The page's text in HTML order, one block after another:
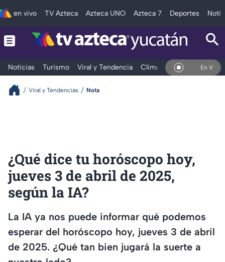
en vivo TV Azteca Azteca UNO Azteca 7 Deportes
Noticias Turismo Viral y Tendencia Clima Deportes En Vivo
Viral y Tendencias Nota
¿Qué dice tu horóscopo hoy,
jueves 3 de abril de 2025,
según la IA?
La IA ya nos puede informar qué podemos
esperar del horóscopo hoy, jueves 3 de abril
de 2025. ¿Qué tan bien jugará la suerte a